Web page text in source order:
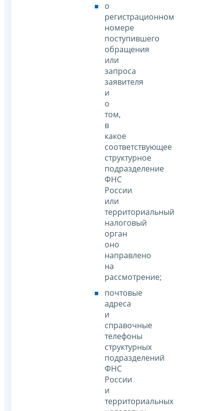
о
регистрационном
номере
поступившего
обращения
или
запроса
заявителя
и
о
том,
в
какое
соответствующее
структурное
подразделение
ФНС
России
или
территориальный
налоговый
орган
оно
направлено
на
рассмотрение;
почтовые
адреса
и
справочные
телефоны
структурных
подразделений
ФНС
России
и
территориальных